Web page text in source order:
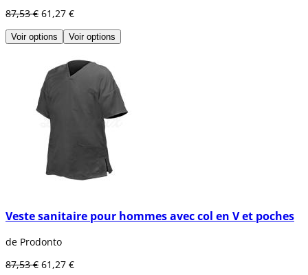
87,53 € 61,27 €
Voir options Voir options
Veste sanitaire pour hommes avec col en V et poches
de Prodonto
87,53 € 61,27 €